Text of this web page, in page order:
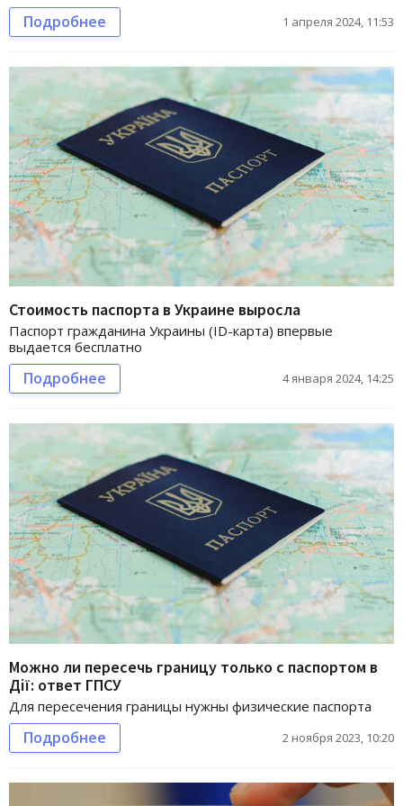
Подробнее 1 апреля 2024, 11:53
Стоимость паспорта в Украине выросла
Паспорт гражданина Украины (ID-карта) впервые
выдается бесплатно
Подробнее 4 января 2024, 14:25
Можно ли пересечь границу только с паспортом в
Дії: ответ ГПСУ
Для пересечения границы нужны физические паспорта
Подробнее 2 ноября 2023, 10:20